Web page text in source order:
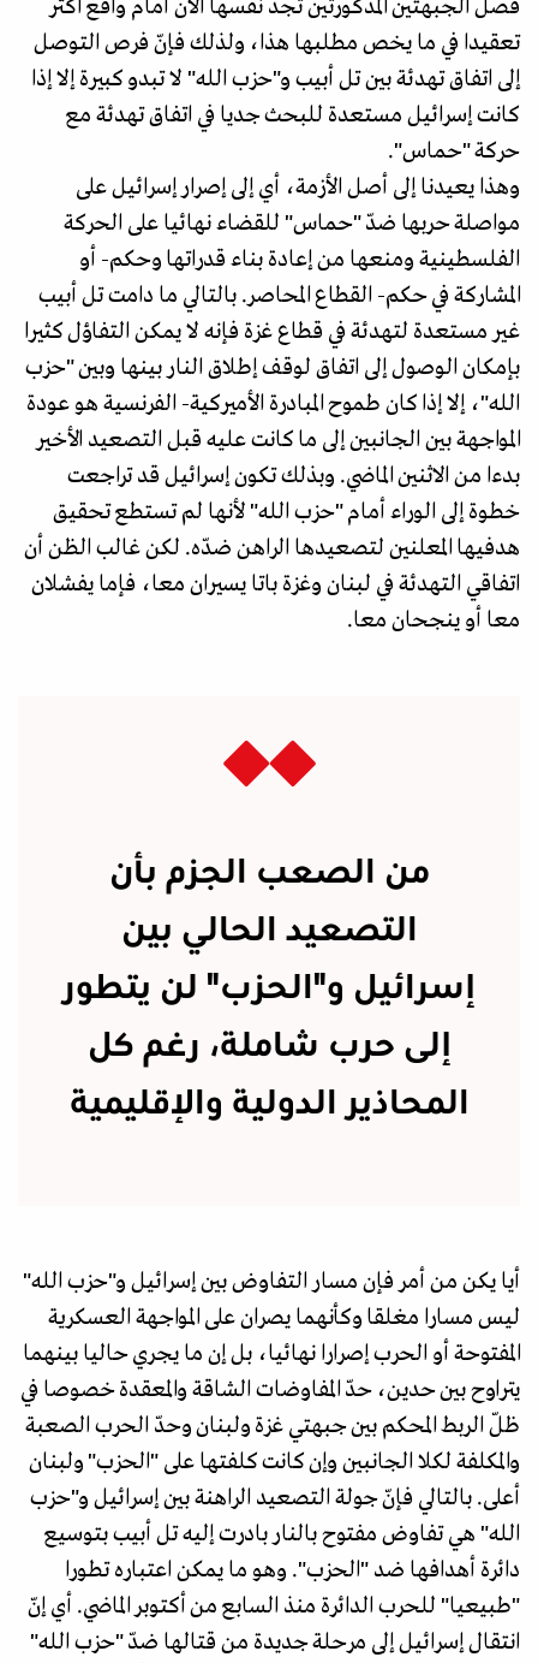
فصل الجبهتين المذكورتين تجد نفسها الآن أمام واقع أكثر
تعقيدا في ما يخص مطلبها هذا، ولذلك فإنّ فرص التوصل
إلى اتفاق تهدئة بين تل أبيب و"حزب الله" لا تبدو كبيرة إلا إذا
كانت إسرائيل مستعدة للبحث جديا في اتفاق تهدئة مع
حركة "حماس".
وهذا يعيدنا إلى أصل الأزمة، أي إلى إصرار إسرائيل على
مواصلة حربها ضدّ "حماس" للقضاء نهائيا على الحركة
الفلسطينية ومنعها من إعادة بناء قدراتها وحكم- أو
المشاركة في حكم- القطاع المحاصر. بالتالي ما دامت تل أبيب
غير مستعدة لتهدئة في قطاع غزة فإنه لا يمكن التفاؤل كثيرا
بإمكان الوصول إلى اتفاق لوقف إطلاق النار بينها وبين "حزب
الله"، إلا إذا كان طموح المبادرة الأميركية- الفرنسية هو عودة
المواجهة بين الجانبين إلى ما كانت عليه قبل التصعيد الأخير
بدءا من الاثنين الماضي. وبذلك تكون إسرائيل قد تراجعت
خطوة إلى الوراء أمام "حزب الله" لأنها لم تستطع تحقيق
هدفيها المعلنين لتصعيدها الراهن ضدّه. لكن غالب الظن أن
اتفاقي التهدئة في لبنان وغزة باتا يسيران معا، فإما يفشلان
معا أو ينجحان معا.
من الصعب الجزم بأن
التصعيد الحالي بين
إسرائيل و"الحزب" لن يتطور
إلى حرب شاملة، رغم كل
المحاذير الدولية والإقليمية
أيا يكن من أمر فإن مسار التفاوض بين إسرائيل و"حزب الله"
ليس مسارا مغلقا وكأنهما يصران على المواجهة العسكرية
المفتوحة أو الحرب إصرارا نهائيا، بل إن ما يجري حاليا بينهما
يتراوح بين حدين، حدّ المفاوضات الشاقة والمعقدة خصوصا في
ظلّ الربط المحكم بين جبهتي غزة ولبنان وحدّ الحرب الصعبة
والمكلفة لكلا الجانبين وإن كانت كلفتها على "الحزب" ولبنان
أعلى. بالتالي فإنّ جولة التصعيد الراهنة بين إسرائيل و"حزب
الله" هي تفاوض مفتوح بالنار بادرت إليه تل أبيب بتوسيع
دائرة أهدافها ضد "الحزب". وهو ما يمكن اعتباره تطورا
"طبيعيا" للحرب الدائرة منذ السابع من أكتوبر الماضي. أي إنّ
انتقال إسرائيل إلى مرحلة جديدة من قتالها ضدّ "حزب الله"